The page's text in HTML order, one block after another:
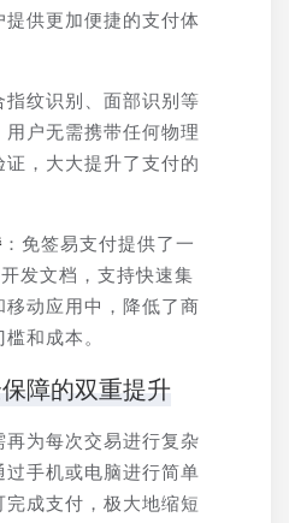
供更加便捷的支付体
指纹识别、面部识别等
户无需携带任何物理
，大大提升了支付的
：免签易支付提供了一
发文档，支持快速集
移动应用中，降低了商
和成本。
障的双重提升
再为每次交易进行复杂
过手机或电脑进行简单
成支付，极大地缩短